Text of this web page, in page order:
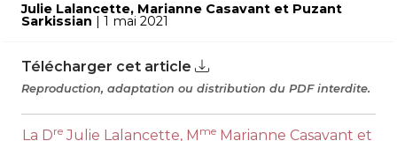
Julie Lalancette, Marianne Casavant et Puzant
Sarkissian | 1 mai 2021
Télécharger cet article
Reproduction, adaptation ou distribution du PDF interdite.
La Dre Julie Lalancette, M me Marianne Casavant et